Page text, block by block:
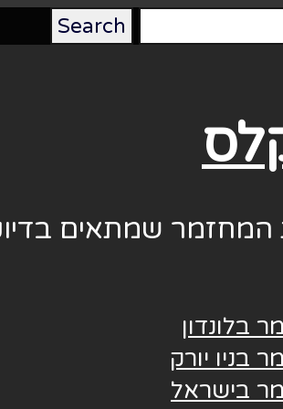
שמתאים
בלונדון
בניו יורק
בישראל